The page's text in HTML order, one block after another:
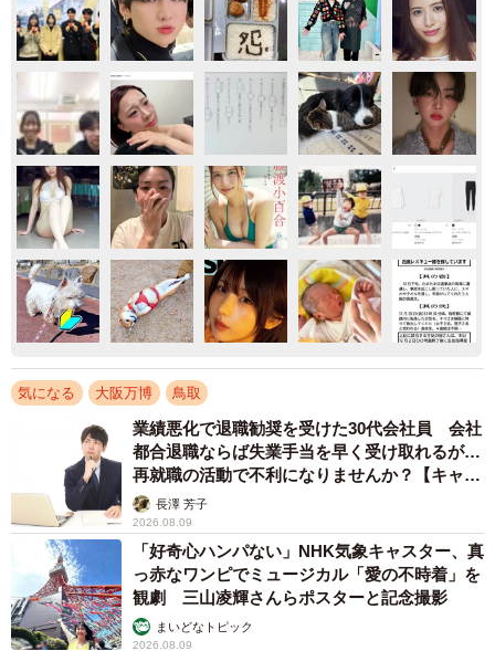
気になる 大阪万博 鳥取
業績悪化で退職勧奨を受けた30代会社員 会社
都合退職ならば失業手当を早く受け取れるが…
再就職の活動で不利になりませんか？【キャリ
アカウンセラーが解説】
長澤 芳子
2026.08.09
「好奇心ハンパない」NHK気象キャスター、真
っ赤なワンピでミュージカル「愛の不時着」を
観劇 三山凌輝さんらポスターと記念撮影
まいどなトピック
2026.08.09